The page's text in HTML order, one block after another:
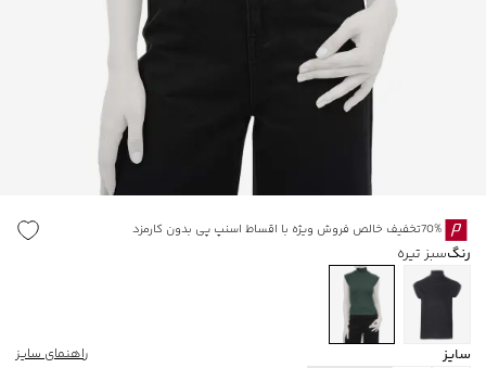
70%تخفیف خالص فروش ویژه با اقساط اسنپ پی بدون کارمزد
رنگسبز تیره
سایز
راهنمای سایز